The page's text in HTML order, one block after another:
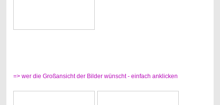
=> wer die Großansicht der Bilder wünscht - einfach anklicken